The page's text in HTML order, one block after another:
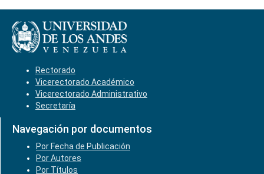
Rectorado
Vicerectorado Académico
Vicerectorado Administrativo
Secretaría
Navegación por documentos
Por Fecha de Publicación
Por Autores
Por Títulos